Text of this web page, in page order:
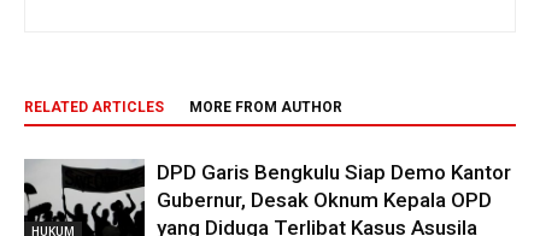
RELATED ARTICLES MORE FROM AUTHOR
HUKUM
DPD Garis Bengkulu Siap Demo Kantor
Gubernur, Desak Oknum Kepala OPD
yang Diduga Terlibat Kasus Asusila